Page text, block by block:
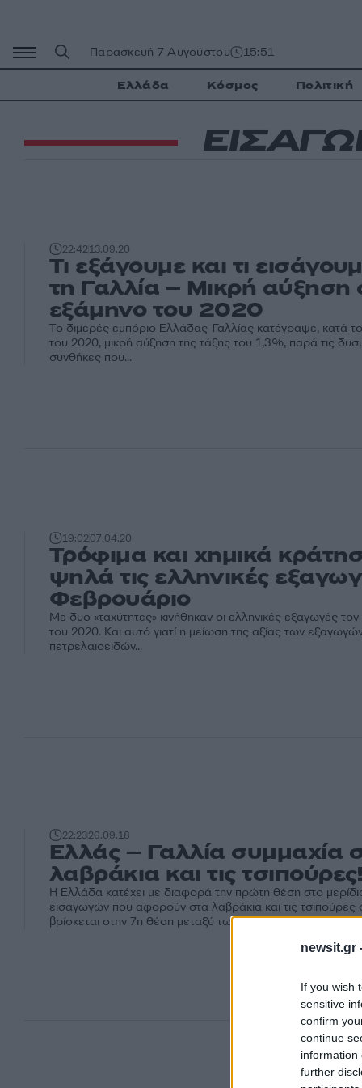
newsit.gr
If you wish
sensitive
confirm
continue
information
further
περιεχόμενο
Παρασκευή 7 Αυγούστου 15:51
Ελλάδα Κόσμος Πολιτική
22:4213.09.20
Τι εξάγουμε και τι
τη Γαλλία – Μικρή αύξηση
εξάμηνο του 2020
Το διμερές εμπόριο Ελλάδας-Γαλλίας κατέγραψε, κατά
του 2020, μικρή αύξηση της τάξης του 1,3%, παρά τις
συνθήκες που...
19:0207.04.20
Τρόφιμα και χημικά
ψηλά τις ελληνικές
Φεβρουάριο
Με δυο «ταχύτητες» κινήθηκαν οι ελληνικές εξαγωγές
του 2020. Και αυτό γιατί η μείωση της αξίας των
πετρελαιοειδών...
22:2326.09.18
Ελλάς – Γαλλία συμμαχία
λαβράκια και τις τσιπούρες!
Η Ελλάδα κατέχει με διαφορά την πρώτη θέση στο
εισαγωγών που αφορούν στα λαβράκια και τις τσιπούρες
βρίσκεται στην 7η θέση μεταξύ των προμηθευτών της σε